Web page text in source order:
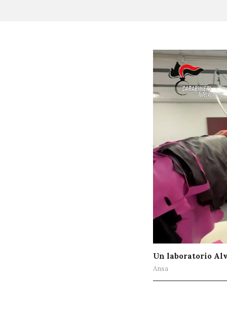
Un laboratorio
Ansa